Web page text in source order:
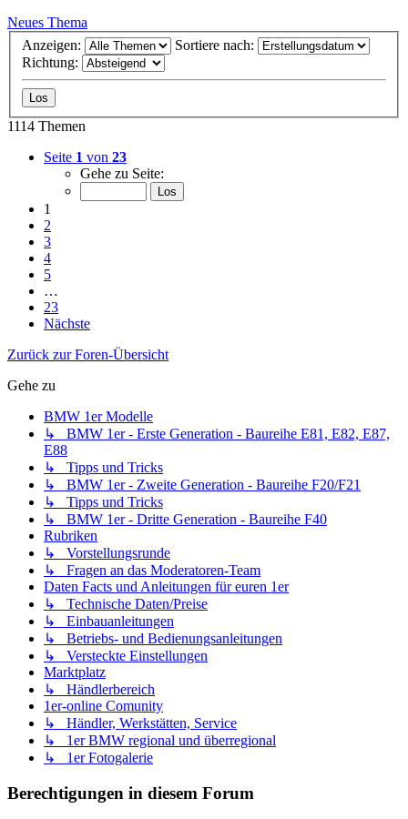
Neues Thema
Anzeigen:
Sortiere nach:
Richtung:
1114 Themen
Seite 1 von 23
Gehe zu Seite:
1
2
3
4
5
…
23
Nächste
Zurück zur Foren-Übersicht
Gehe zu
BMW 1er Modelle
↳ BMW 1er - Erste Generation - Baureihe E81, E82, E87,
E88
↳ Tipps und Tricks
↳ BMW 1er - Zweite Generation - Baureihe F20/F21
↳ Tipps und Tricks
↳ BMW 1er - Dritte Generation - Baureihe F40
Rubriken
↳ Vorstellungsrunde
↳ Fragen an das Moderatoren-Team
Daten Facts und Anleitungen für euren 1er
↳ Technische Daten/Preise
↳ Einbauanleitungen
↳ Betriebs- und Bedienungsanleitungen
↳ Versteckte Einstellungen
Marktplatz
↳ Händlerbereich
1er-online Comunity
↳ Händler, Werkstätten, Service
↳ 1er BMW regional und überregional
↳ 1er Fotogalerie
Berechtigungen in diesem Forum